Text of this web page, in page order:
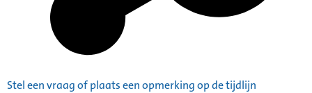
Stel een vraag of plaats een opmerking op de tijdlijn